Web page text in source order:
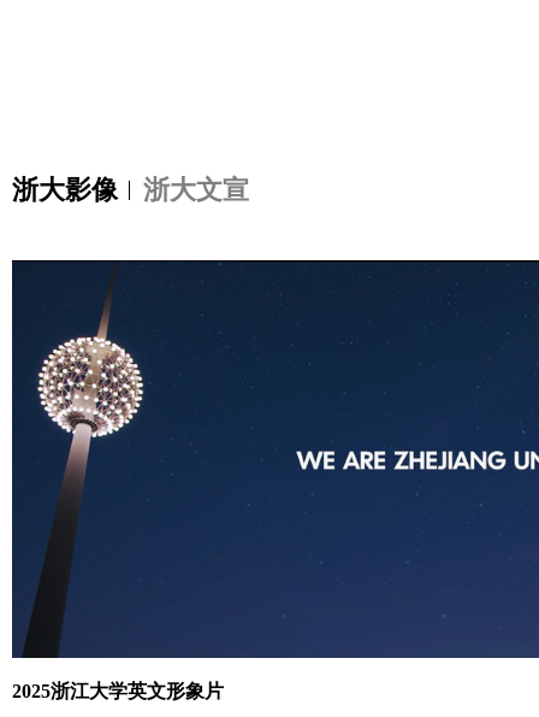
浙大影像 浙大文宣
2025浙江大学英文形象片